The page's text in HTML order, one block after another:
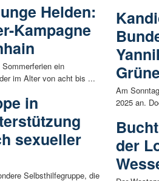
Helden:
Kampagne
ein
im Alter von acht bis ...
in
sexueller
Selbsthilfegruppe, die
Am
2025 an.
der